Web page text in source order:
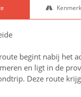
begint nabij het
en ligt in de
Deze route